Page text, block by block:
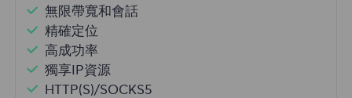
無限帶寬和會話
精確定位
高成功率
獨享IP資源
HTTP(S)/SOCKS5